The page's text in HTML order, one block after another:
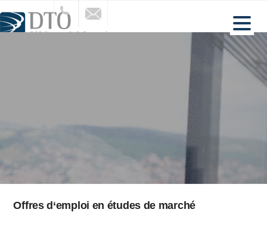
ACCUEIL SECTEURS
CONTACT
Offres d‘emploi en études de marché